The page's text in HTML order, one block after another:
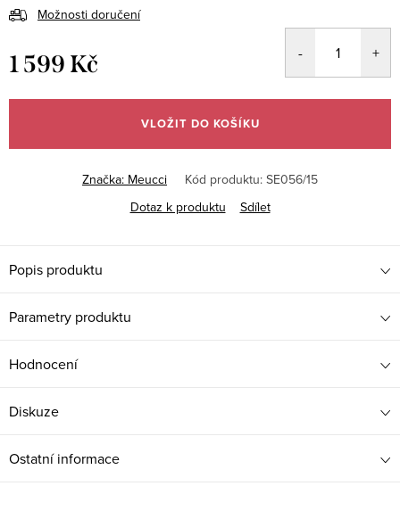
Možnosti doručení
1 599 Kč
cena:
VLOŽIT DO KOŠÍKU
Značka: Meucci Kód produktu: SE056/15
Dotaz k produktu
Sdílet
Popis produktu
Parametry produktu
Hodnocení
Diskuze
Ostatní informace